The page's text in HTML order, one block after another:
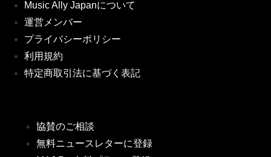
Music Ally Japanについて
運営メンバー
プライバシーポリシー
利用規約
特定商取引法に基づく表記
協賛のご相談
無料ニュースレターに登録